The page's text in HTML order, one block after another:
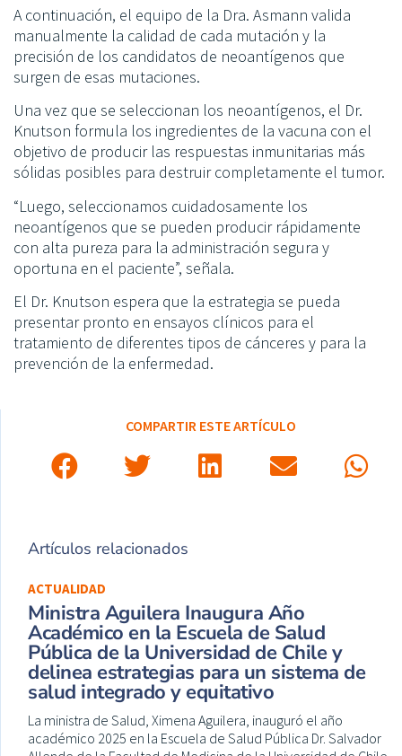
A continuación, el equipo de la Dra. Asmann valida
manualmente la calidad de cada mutación y la
precisión de los candidatos de neoantígenos que
surgen de esas mutaciones.
Una vez que se seleccionan los neoantígenos, el Dr.
Knutson formula los ingredientes de la vacuna con el
objetivo de producir las respuestas inmunitarias más
sólidas posibles para destruir completamente el tumor.
“Luego, seleccionamos cuidadosamente los
neoantígenos que se pueden producir rápidamente
con alta pureza para la administración segura y
oportuna en el paciente”, señala.
El Dr. Knutson espera que la estrategia se pueda
presentar pronto en ensayos clínicos para el
tratamiento de diferentes tipos de cánceres y para la
prevención de la enfermedad.
COMPARTIR ESTE ARTÍCULO
Artículos relacionados
ACTUALIDAD
Ministra Aguilera Inaugura Año
Académico en la Escuela de Salud
Pública de la Universidad de Chile y
delinea estrategias para un sistema de
salud integrado y equitativo
La ministra de Salud, Ximena Aguilera, inauguró el año
académico 2025 en la Escuela de Salud Pública Dr. Salvador